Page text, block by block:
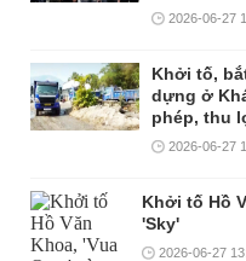
2026-06-27
Khởi tố,
dựng ở
phép, thu
2026-06-27
Khởi tố Hồ
'Sky'
2026-06-27